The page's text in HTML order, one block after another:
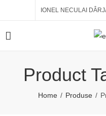
IONEL NECULAI
Product
Home Produse